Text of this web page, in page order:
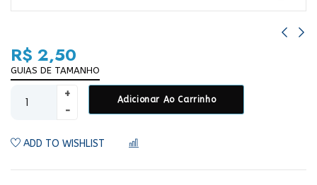
R$ 2,50
GUIAS DE TAMANHO
Adicionar Ao Carrinho
ADD TO WISHLIST